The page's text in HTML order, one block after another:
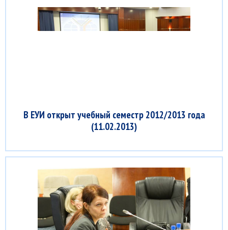
В ЕУИ открыт учебный семестр 2012/2013 года
(11.02.2013)